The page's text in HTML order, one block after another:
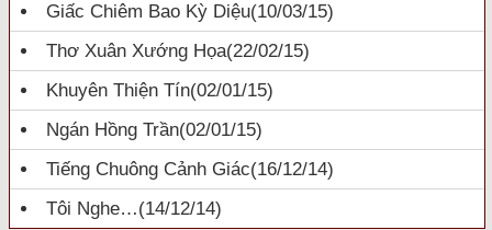
Giấc Chiêm Bao Kỳ Diệu(10/03/15)
Thơ Xuân Xướng Họa(22/02/15)
Khuyên Thiện Tín(02/01/15)
Ngán Hồng Trần(02/01/15)
Tiếng Chuông Cảnh Giác(16/12/14)
Tôi Nghe…(14/12/14)